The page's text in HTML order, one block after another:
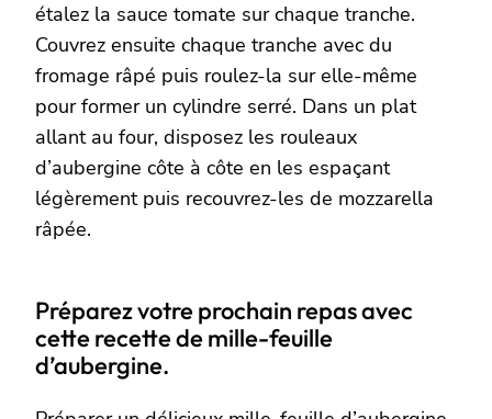
étalez la sauce tomate sur chaque tranche.
Couvrez ensuite chaque tranche avec du
fromage râpé puis roulez-la sur elle-même
pour former un cylindre serré. Dans un plat
allant au four, disposez les rouleaux
d’aubergine côte à côte en les espaçant
légèrement puis recouvrez-les de mozzarella
râpée.
Préparez votre prochain repas avec
cette recette de mille-feuille
d’aubergine.